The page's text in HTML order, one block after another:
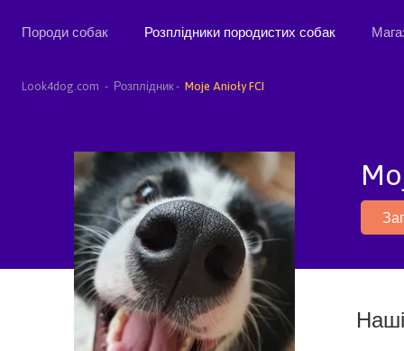
Породи собак Розплідники породистих собак
Look4dog.com Розплідник Moje Anioły FCI